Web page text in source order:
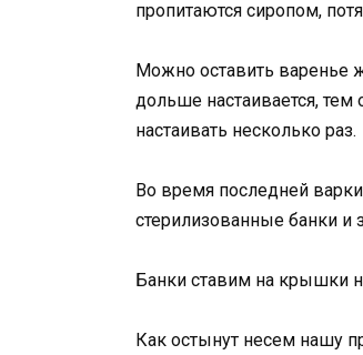
пропитаются сиропом,
Можно оставить варенье
дольше настаивается,
настаивать несколько раз.
Во время последней
стерилизованные банки и
Банки ставим на крышки
Как остынут несем нашу